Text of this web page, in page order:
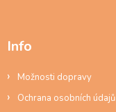
Info
Možnosti dopravy
Ochrana osobních údajů